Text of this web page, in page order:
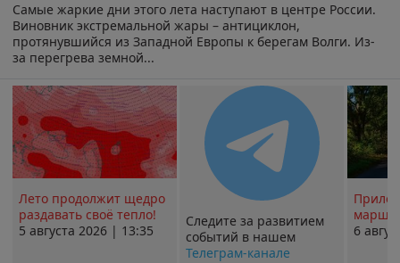
Самые жаркие дни этого лета наступают в центре России.
Виновник экстремальной жары – антициклон,
протянувшийся из Западной Европы к берегам Волги. Из-
за перегрева земной...
Лето продолжит щедро
раздавать своё тепло!
5 августа 2026 | 13:35
Следите за развитием
событий в нашем
Телеграм-канале
6